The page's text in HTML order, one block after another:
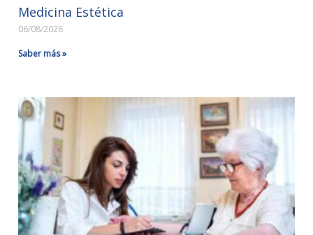
Medicina Estética
06/08/2026
Saber más »